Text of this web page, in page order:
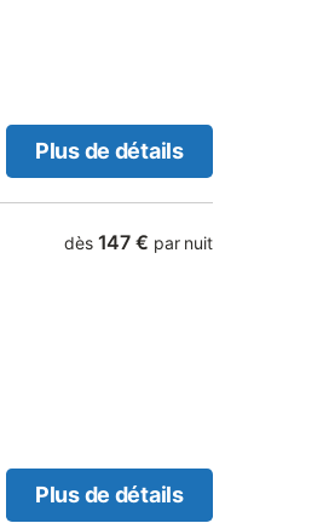
Plus de détails
dès 147 € par nuit
Plus de détails